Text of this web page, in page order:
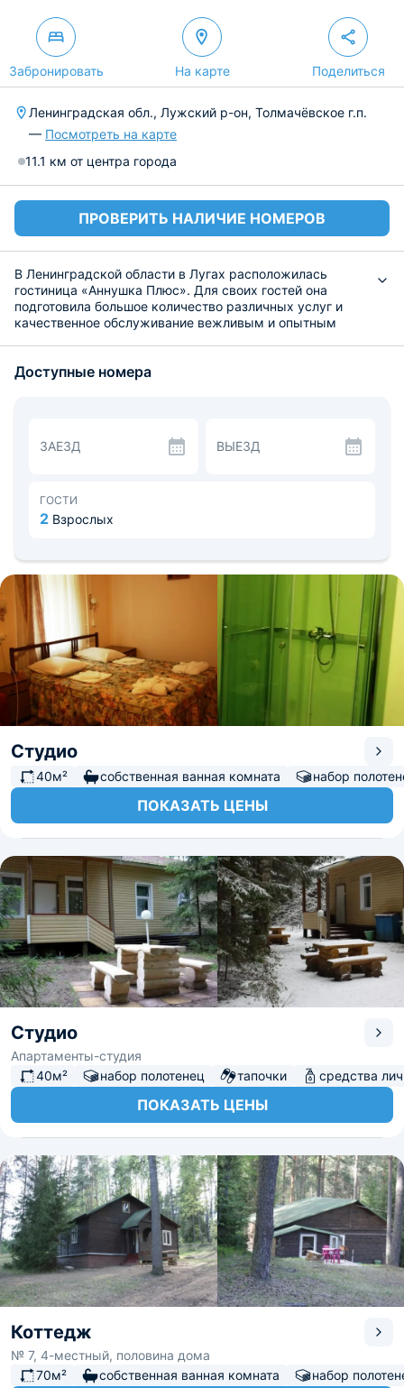
Забронировать На карте Поделиться
Ленинградская обл., Лужский р-он, Толмачёвское г.п.
— Посмотреть на карте
11.1 км от центра города
ПРОВЕРИТЬ НАЛИЧИЕ НОМЕРОВ
В Ленинградской области в Лугах расположилась
гостиница «Аннушка Плюс». Для своих гостей она
подготовила большое количество различных услуг и
качественное обслуживание вежливым и опытным
Предоставляется прокат горных велосипедов, саней,
статуса. Так Вы имеете возможность поселиться в
обычном стандартном номере, а можете заехать в боле
укомплектованы всем необходимым даже для
длительного отрезка времени.
магазине. Также возможно доставка еды.
Поблизости находятся продуктовые, сувенирные лавки,
рынки, достопримечательности и парки, а также
многие другие интересные и познавательные места. На
общественном транспорте, трансфере или такси Вы
доберетесь до любой точки города.
Доступные номера
ЗАЕЗД ВЫЕЗД
ГОСТИ
2 Взрослых
Студио
40м² собственная ванная комната набор
ПОКАЗАТЬ ЦЕНЫ
Студио
Апартаменты-студия
40м²
набор полотенец тапочки средства
ПОКАЗАТЬ ЦЕНЫ
Коттедж
№ 7, 4-местный, половина дома
70м²
собственная ванная комната набор